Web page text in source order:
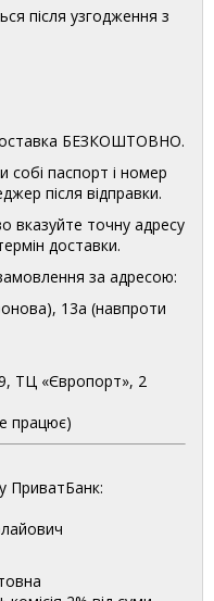
після узгодження з
БЕЗКОШТОВНО.
собі паспорт і номер
після відправки.
вказуйте точну адресу
доставки.
за адресою:
13а (навпроти
ТЦ «Європорт», 2
працює)
ПриватБанк: